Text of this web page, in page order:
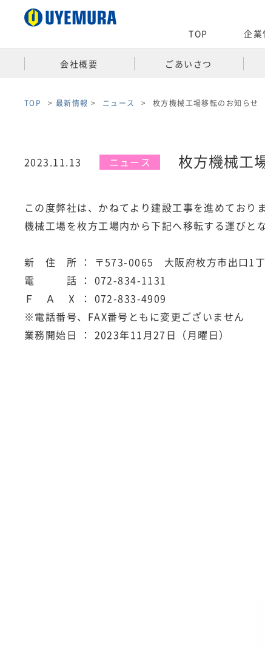
TOP 企業
会社概要​ ごあいさつ​
TOP > 最新情報 > ニュース > 枚方機械工場移転のお知らせ
枚方機械工
2023.11.13 ニュース
この度弊社は、かねてより建設工事を進めており
機械工場を枚方工場内から下記へ移転する運びと
新 住 所 ： 〒573-0065 大阪府枚方市出口1丁
電 話 ： 072-834-1131
Ｆ Ａ Ⅹ ： 072-833-4909
※電話番号、FAX番号ともに変更ございません
業務開始日 ： 2023年11月27日（月曜日）